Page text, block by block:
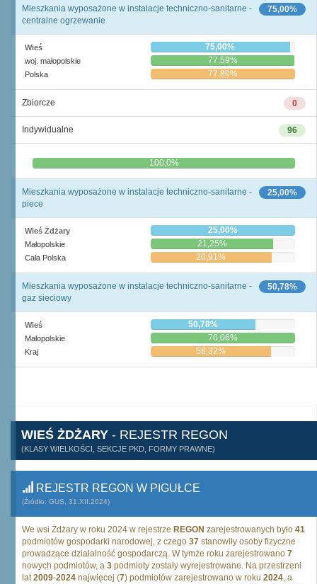
75,00%
Mieszkania wyposażone w instalacje techniczno-sanitarne -
centralne ogrzewanie
Wieś 75,00%
woj. małopolskie 77,59%
Polska 77,80%
0
Zbiorcze
96
Indywidualne
0,0% 100,0%
25,00%
Mieszkania wyposażone w instalacje techniczno-sanitarne -
piece
Wieś Żdżary 25,00%
Małopolskie 21,25%
Cała Polska 20,91%
50,78%
Mieszkania wyposażone w instalacje techniczno-sanitarne -
gaz sieciowy
Wieś 50,78%
Małopolskie 70,06%
Kraj 58,32%
WIEŚ ŻDŻARY - REJESTR REGON
(KLASY WIELKOŚCI, SEKCJE PKD, FORMY PRAWNE)
REJESTR REGON W PIGUŁCE
(Źródło: GUS, 31.XII.2024)
We wsi Żdżary w roku 2024 w rejestrze REGON zarejestrowanych było 41
podmiotów gospodarki narodowej, z czego 37 stanowiły osoby fizyczne
prowadzące działalność gospodarczą. W tymże roku zarejestrowano 7
nowych podmiotów, a 3 podmioty zostały wyrejestrowane. Na przestrzeni
lat2009-2024 najwięcej (7) podmiotów zarejestrowano w roku 2024, a